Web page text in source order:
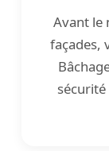
Avant le
façades,